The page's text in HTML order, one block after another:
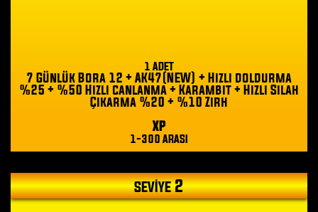
1 ADET
7 Günlük Bora 12 + AK47(NEW) + Hızlı doldurma
%25 + %50 Hızlı canlanma + Karambit + Hızlı Silah
Çıkarma %20 + %10 Zırh
XP
1-300 ARASI
SEVİYE2